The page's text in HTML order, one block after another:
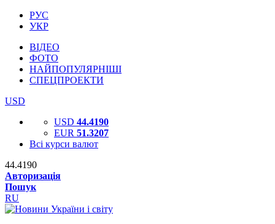
РУС
УКР
ВІДЕО
ФОТО
НАЙПОПУЛЯРНІШІ
СПЕЦПРОЕКТИ
USD
USD 44.4190
EUR 51.3207
Всі курси валют
44.4190
Авторизація
Пошук
RU